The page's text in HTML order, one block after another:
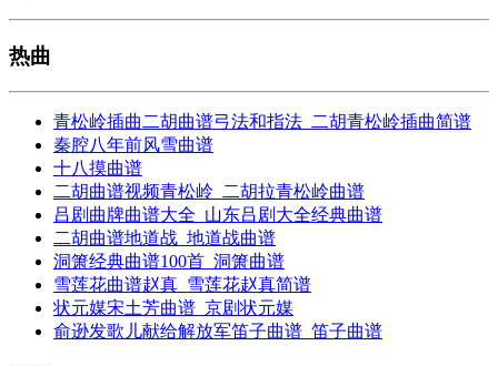
热曲
青松岭插曲二胡曲谱弓法和指法_二胡青松岭插曲简谱
秦腔八年前风雪曲谱
十八摸曲谱
二胡曲谱视频青松岭_二胡拉青松岭曲谱
吕剧曲牌曲谱大全_山东吕剧大全经典曲谱
二胡曲谱地道战_地道战曲谱
洞箫经典曲谱100首_洞箫曲谱
雪莲花曲谱赵真_雪莲花赵真简谱
状元媒宋土芳曲谱_京剧状元媒
俞逊发歌儿献给解放军笛子曲谱_笛子曲谱